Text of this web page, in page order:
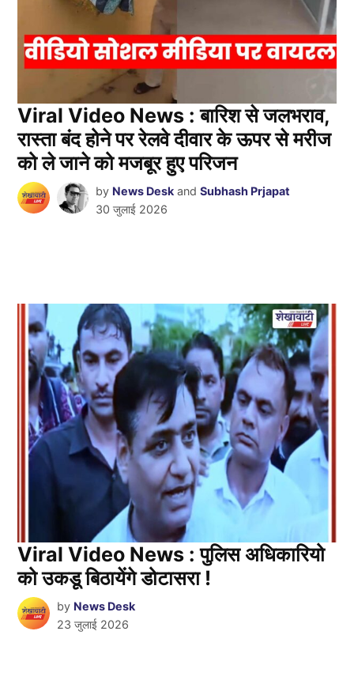
Viral Video News : बारिश से जलभराव,
रास्ता बंद होने पर रेलवे दीवार के ऊपर से मरीज
को ले जाने को मजबूर हुए परिजन
by News Desk andSubhash Prjapat
30 जुलाई 2026
Viral Video News : पुलिस अधिकारियो
को उकडू बिठायेंगे डोटासरा !
by News Desk
23 जुलाई 2026